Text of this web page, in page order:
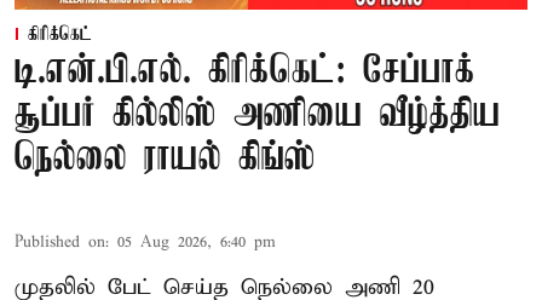
கிரிக்கெட்
டி.என்.பி.எல். கிரிக்கெட்: சேப்பாக்
சூப்பர் கில்லிஸ் அணியை வீழ்த்திய
நெல்லை ராயல் கிங்ஸ்
Published on: 05 Aug 2026, 6:40 pm
முதலில் பேட் செய்த நெல்லை அணி 20